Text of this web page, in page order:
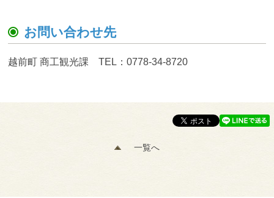
お問い合わせ先
越前町 商工観光課 TEL：0778-34-8720
一覧へ